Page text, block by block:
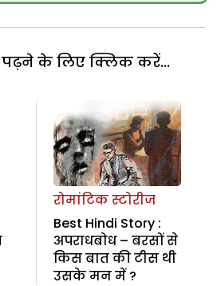
पढ़ने के लिए क्लिक करें...
रोमांटिक स्टोरीज
Best Hindi Story :
अपराधबोध – बरसों से
किस बात की टीस थी
उसके मन में ?